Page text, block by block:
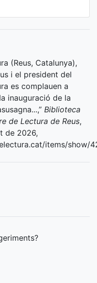
(Reus, Catalunya),
i el president del
es complauen a
inauguració de la
Biblioteca
de Lectura de Reus,
de 2026,
items/show/